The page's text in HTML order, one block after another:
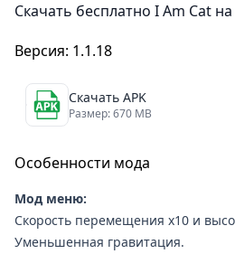
Скачать бесплатно I Am Cat
Версия: 1.1.18
Скачать APK
Размер: 670 MB
Особенности мода
Мод меню:
Скорость перемещения x10 и
Уменьшенная гравитация.